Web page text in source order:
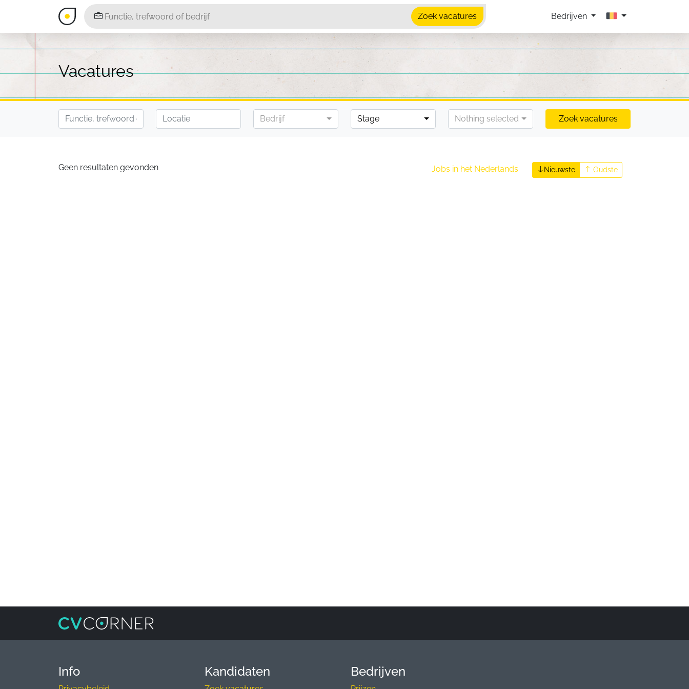
Zoek vacatures Bedrijven
Vacatures
Bedrijf Stage Nothing selected Zoek vacatures
Geen resultaten gevonden Jobs in het Nederlands Nieuwste Oudste
Info Kandidaten Bedrijven